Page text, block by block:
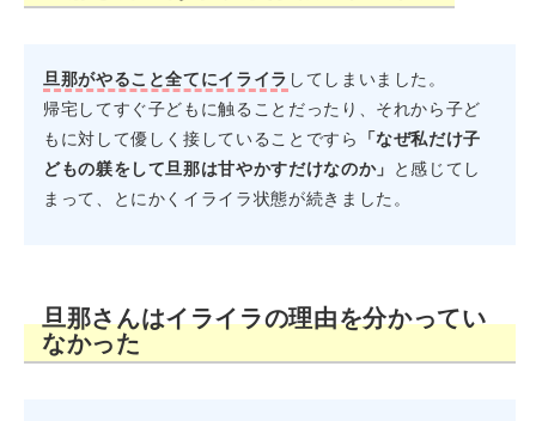
旦那がやること全てにイライラ してしまいました。
帰宅してすぐ子どもに触ることだったり、それから子ど
もに対して優しく接していることですら
「なぜ私だけ子
どもの躾をして旦那は甘やかすだけなのか」 と感じてし
まって、とにかくイライラ状態が続きました。
旦那さんはイライラの理由を分かってい
なかった